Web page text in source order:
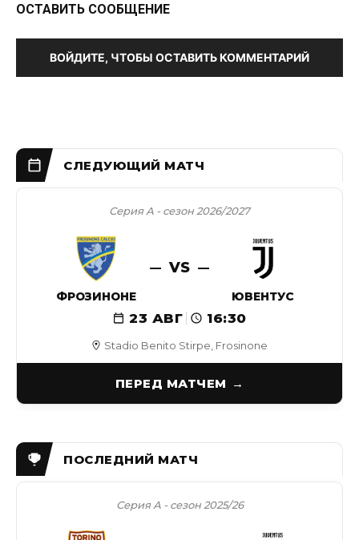
ОСТАВИТЬ СООБЩЕНИЕ
ВОЙДИТЕ, ЧТОБЫ ОСТАВИТЬ КОММЕНТАРИЙ
Stadio Benito Stirpe, Frosinone
Серия А - сезон 2026/2027
ФРОЗИНОНЕ
VS
ЮВЕНТУС
23 АВГ 16:30
ПЕРЕД МАТЧЕМ
Серия А - сезон 2025/26